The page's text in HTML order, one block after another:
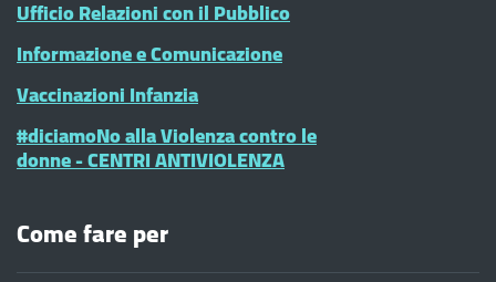
Ufficio Relazioni con il Pubblico
Informazione e Comunicazione
Vaccinazioni Infanzia
#diciamoNo alla Violenza contro le
donne - CENTRI ANTIVIOLENZA
Come fare per